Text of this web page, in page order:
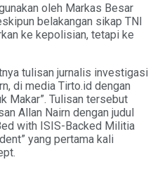
oleh Markas Besar
belakangan sikap TNI
ke kepolisian, tetapi ke
tulisan jurnalis investigasi
di media Tirto.id dengan
Makar”. Tulisan tersebut
Allan Nairn dengan judul
with ISIS-Backed Militia
yang pertama kali